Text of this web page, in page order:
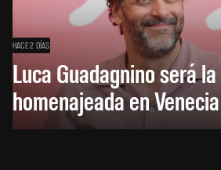
HACE 2 DÍAS
Luca Guadagnino será
homenajeada en